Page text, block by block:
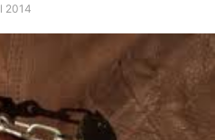
2014